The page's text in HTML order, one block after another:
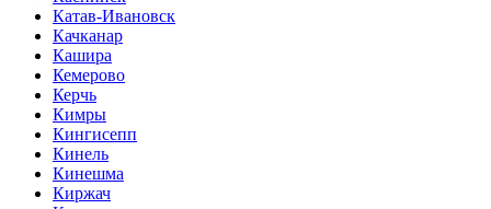
Катав-Ивановск
Качканар
Кашира
Кемерово
Керчь
Кимры
Кингисепп
Кинель
Кинешма
Киржач